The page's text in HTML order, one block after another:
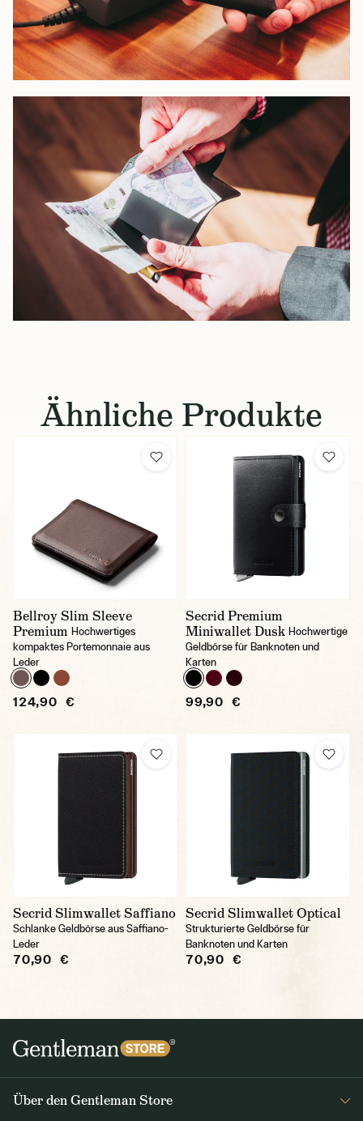
Ähnliche Produkte
Bellroy Slim Sleeve
Premium Hochwertiges
kompaktes Portemonnaie aus
Leder
124,90 €
Secrid Premium
Miniwallet Dusk Hochwertige
Geldbörse für Banknoten und
Karten
99,90 €
Secrid Slimwallet Saffiano
Schlanke Geldbörse aus Saffiano-
Leder
70,90 €
Secrid Slimwallet Optical
Strukturierte Geldbörse für
Banknoten und Karten
70,90 €
Über den Gentleman Store